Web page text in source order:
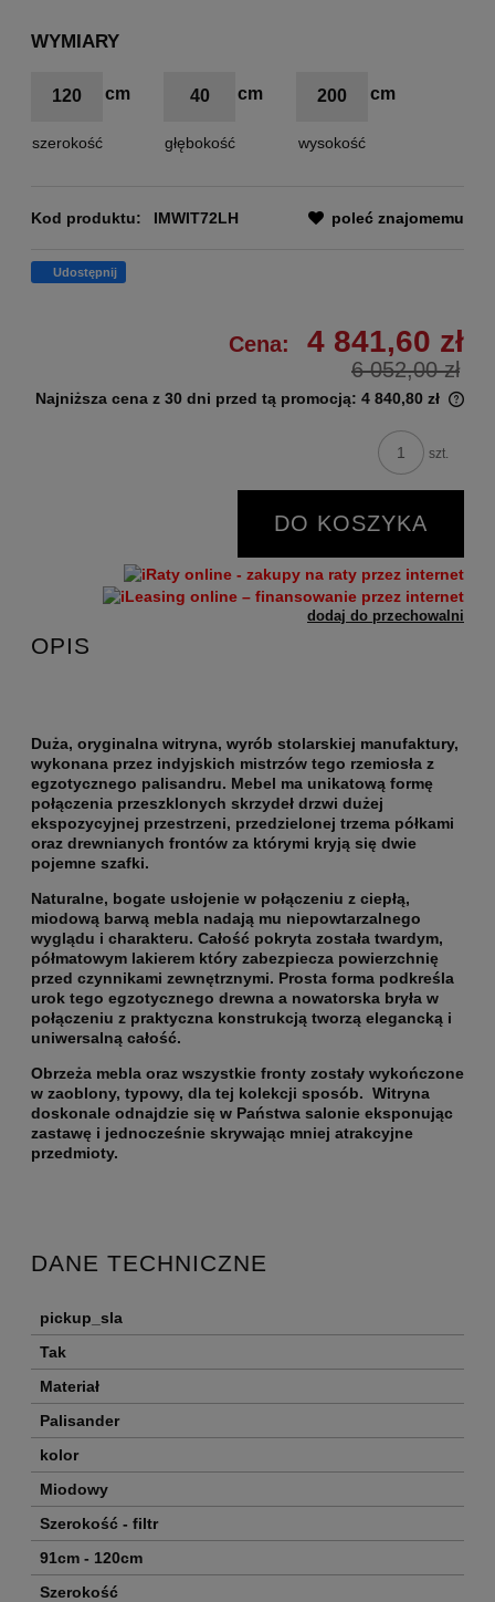
WYMIARY
120
szerokość
40
głębokość
200
wysokość
Kod produktu: IMWIT72LH poleć znajomemu
Udostępnij
Cena: 4 841,60 zł
6 052,00 zł
Najniższa cena z 30 dni przed tą promocją: 4 840,80 zł
szt.
DO KOSZYKA
dodaj do przechowalni
OPIS
Duża, oryginalna witryna, wyrób stolarskiej manufaktury,
wykonana przez indyjskich mistrzów tego rzemiosła z
egzotycznego palisandru. Mebel ma unikatową formę
połączenia przeszklonych skrzydeł drzwi dużej
ekspozycyjnej przestrzeni, przedzielonej trzema półkami
oraz drewnianych frontów za którymi kryją się dwie
pojemne szafki.
Naturalne, bogate usłojenie w połączeniu z ciepłą,
miodową barwą mebla nadają mu niepowtarzalnego
wyglądu i charakteru. Całość pokryta została twardym,
półmatowym lakierem który zabezpiecza powierzchnię
przed czynnikami zewnętrznymi. Prosta forma podkreśla
urok tego egzotycznego drewna a nowatorska bryła w
połączeniu z praktyczna konstrukcją tworzą elegancką i
uniwersalną całość.
Obrzeża mebla oraz wszystkie fronty zostały wykończone
w zaoblony, typowy, dla tej kolekcji sposób. Witryna
doskonale odnajdzie się w Państwa salonie eksponując
zastawę i jednocześnie skrywając mniej atrakcyjne
przedmioty.
DANE TECHNICZNE
pickup_sla
Tak
Materiał
Palisander
kolor
Miodowy
Szerokość - filtr
91cm - 120cm
Szerokość